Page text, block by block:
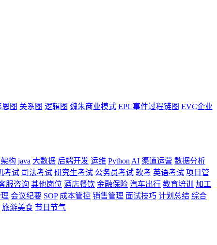
恩图 关系图 逻辑图 魏朱商业模式 EPC事件过程链图 EVC企业
架构 java 大数据 后端开发 运维 Python AI 渠道运营 数据分析
考试 司法考试 研究生考试 公务员考试 软考 英语考试 项目管
服咨询 其他岗位 酒店餐饮 金融保险 汽车出行 教育培训
加工
会议纪要 SOP 成本管控 销售管理 面试技巧 计划总结 综合
旅游美食 节日节气